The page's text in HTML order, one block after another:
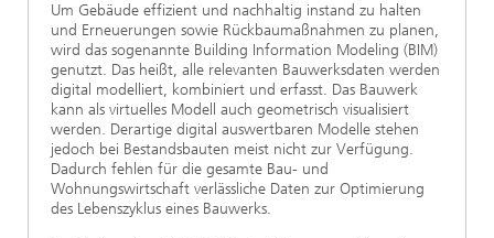
Um Gebäude effizient und nachhaltig instand zu halten
und Erneuerungen sowie Rückbaumaßnahmen zu planen,
wird das sogenannte Building Information Modeling (BIM)
genutzt. Das heißt, alle relevanten Bauwerksdaten werden
digital modelliert, kombiniert und erfasst. Das Bauwerk
kann als virtuelles Modell auch geometrisch visualisiert
werden. Derartige digital auswertbaren Modelle stehen
jedoch bei Bestandsbauten meist nicht zur Verfügung.
Dadurch fehlen für die gesamte Bau- und
Wohnungswirtschaft verlässliche Daten zur Optimierung
des Lebenszyklus eines Bauwerks.